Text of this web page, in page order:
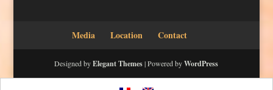
Media Location Contact
Designed byElegant Themes| Powered byWordPress